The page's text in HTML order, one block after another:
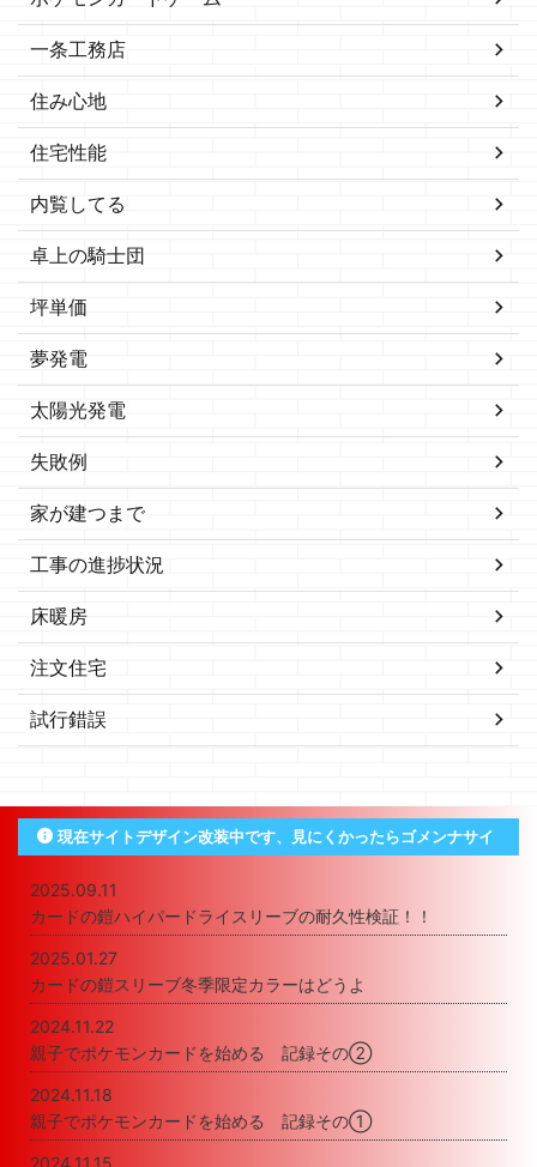
一条工務店
住み心地
住宅性能
内覧してる
卓上の騎士団
坪単価
夢発電
太陽光発電
失敗例
家が建つまで
工事の進捗状況
床暖房
注文住宅
試行錯誤
現在サイトデザイン改装中です、見にくかったらゴメンナサイ
2025.09.11
カードの鎧ハイパードライスリーブの耐久性検証！！
2025.01.27
カードの鎧スリーブ冬季限定カラーはどうよ
2024.11.22
親子でポケモンカードを始める 記録その②
2024.11.18
親子でポケモンカードを始める 記録その①
2024.11.15